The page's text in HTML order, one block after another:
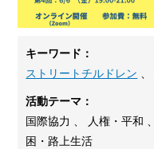
キーワード：
ストリートチルドレン 、
活動テーマ：
国際協力 、 人権・平和
困・路上生活